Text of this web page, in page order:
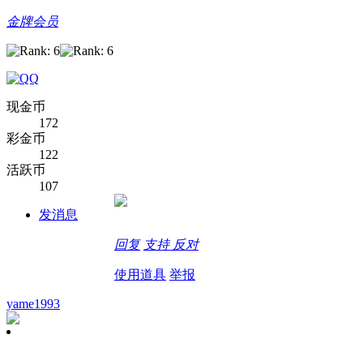
金牌会员
现金币
172
彩金币
122
活跃币
107
发消息
回复 支持 反对
使用道具 举报
yame1993